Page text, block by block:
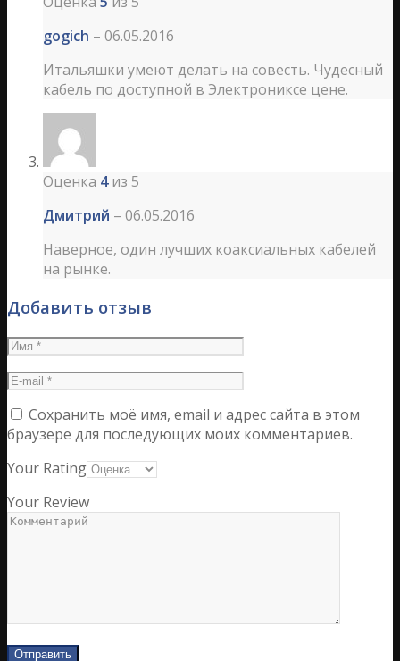
gogich – 06.05.2016
Итальяшки умеют делать на совесть. Чудесный
кабель по доступной в Электрониксе цене.
Оценка 4из 5
Дмитрий – 06.05.2016
Наверное, один лучших коаксиальных кабелей
на рынке.
Добавить отзыв
Сохранить моё имя, email и адрес сайта в этом
браузере для последующих моих комментариев.
Your Rating
Your Review